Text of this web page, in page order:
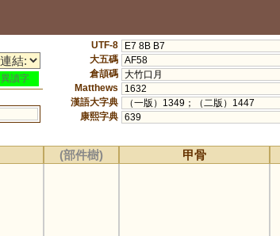
異讀字
UTF-8
E7 8B B7
大五碼 AF58
倉頡碼 大竹口月
Matthews
1632
漢語大字典
（一版）1349；（二版）1447
康熙字典 639
(部件樹) 甲骨